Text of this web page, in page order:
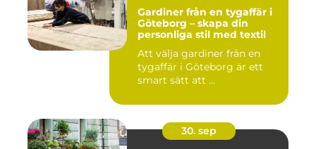
Gardiner från en tygaffär i
Göteborg – skapa din
personliga stil med textil
Att välja gardiner från en
tygaffär i Göteborg är ett
smart sätt att ...
30. sep